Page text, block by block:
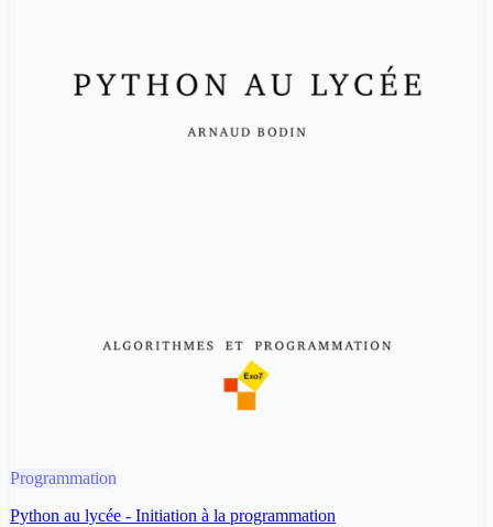
Programmation
Python au lycée - Initiation à la programmation